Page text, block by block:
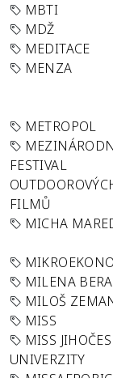
MBTI
MDŽ
MEDITACE
MENZA
METROPOL
FESTIVAL
FILMŮ
MICHA
MILENA
MILOŠ
MISS
MISS
UNIVERZITY